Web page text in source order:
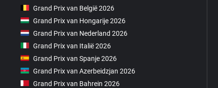
Grand Prix van België 2026
Grand Prix van Hongarije 2026
Grand Prix van Nederland 2026
Grand Prix van Italië 2026
Grand Prix van Spanje 2026
Grand Prix van Azerbeidzjan 2026
Grand Prix van Bahrein 2026